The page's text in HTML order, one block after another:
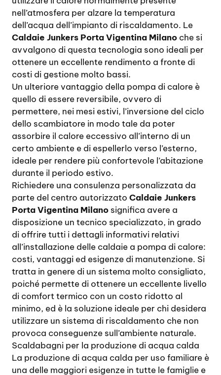
nell’atmosfera per alzare la temperatura
dell’acqua dell’impianto di riscaldamento. Le
Caldaie Junkers Porta Vigentina Milano che si
avvalgono di questa tecnologia sono ideali per
ottenere un eccellente rendimento a fronte di
costi di gestione molto bassi.
Un ulteriore vantaggio della pompa di calore è
quello di essere reversibile, ovvero di
permettere, nei mesi estivi, l’inversione del ciclo
dello scambiatore in modo tale da poter
assorbire il calore eccessivo all’interno di un
certo ambiente e di espellerlo verso l’esterno,
ideale per rendere più confortevole l’abitazione
durante il periodo estivo.
Richiedere una consulenza personalizzata da
parte del centro autorizzato Caldaie Junkers
Porta Vigentina Milano significa avere a
disposizione un tecnico specializzato, in grado
di offrire tutti i dettagli informativi relativi
all’installazione delle caldaie a pompa di calore:
costi, vantaggi ed esigenze di manutenzione. Si
tratta in genere di un sistema molto consigliato,
poiché permette di ottenere un eccellente livello
di comfort termico con un costo ridotto al
minimo, ed è la soluzione ideale per chi desidera
utilizzare un sistema di riscaldamento che non
provoca conseguenze sull’ambiente naturale.
Scaldabagni per la produzione di acqua calda
La produzione di acqua calda per uso familiare è
una delle maggiori esigenze in tutte le famiglie e